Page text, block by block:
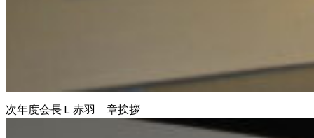
次年度会長Ｌ赤羽 章挨拶